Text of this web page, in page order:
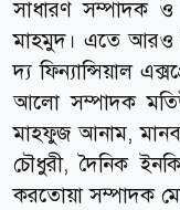
সাধারণ সম্পাদক ও
মাহমুদ। এতে আরও
দ্য ফিন্যান্সিয়াল
আলো সম্পাদক
মাহফুজ আনাম,
চৌধুরী, দৈনিক
করতোয়া সম্পাদক